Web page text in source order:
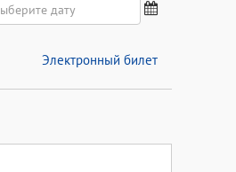
Электронный билет